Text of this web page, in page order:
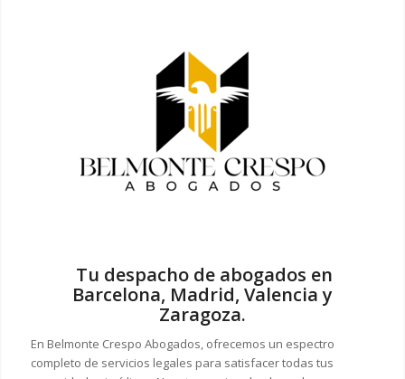
Tu despacho de abogados en
Barcelona, Madrid, Valencia y
Zaragoza.
En Belmonte Crespo Abogados, ofrecemos un espectro
completo de servicios legales para satisfacer todas tus